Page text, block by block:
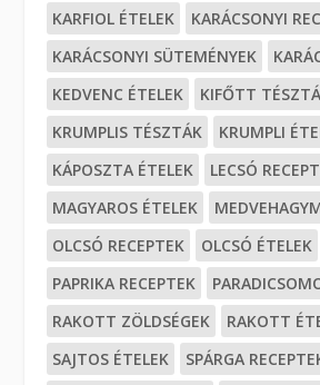
KARFIOL ÉTELEK
KARÁCSONYI
KARÁCSONYI SÜTEMÉNYEK
KEDVENC ÉTELEK
KIFŐTT
KRUMPLIS TÉSZTÁK
KRUMPLI
KÁPOSZTA ÉTELEK
LECSÓ
MAGYAROS ÉTELEK
OLCSÓ RECEPTEK
OLCSÓ ÉTELEK
PAPRIKA RECEPTEK
RAKOTT ZÖLDSÉGEK
RAKOTT
SAJTOS ÉTELEK
SPÁRGA